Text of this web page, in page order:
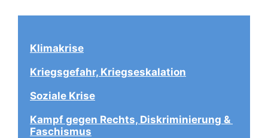
Klimakrise
Kriegsgefahr, Kriegseskalation
Soziale Krise
Kampf gegen Rechts, Diskriminierung &
Faschismus